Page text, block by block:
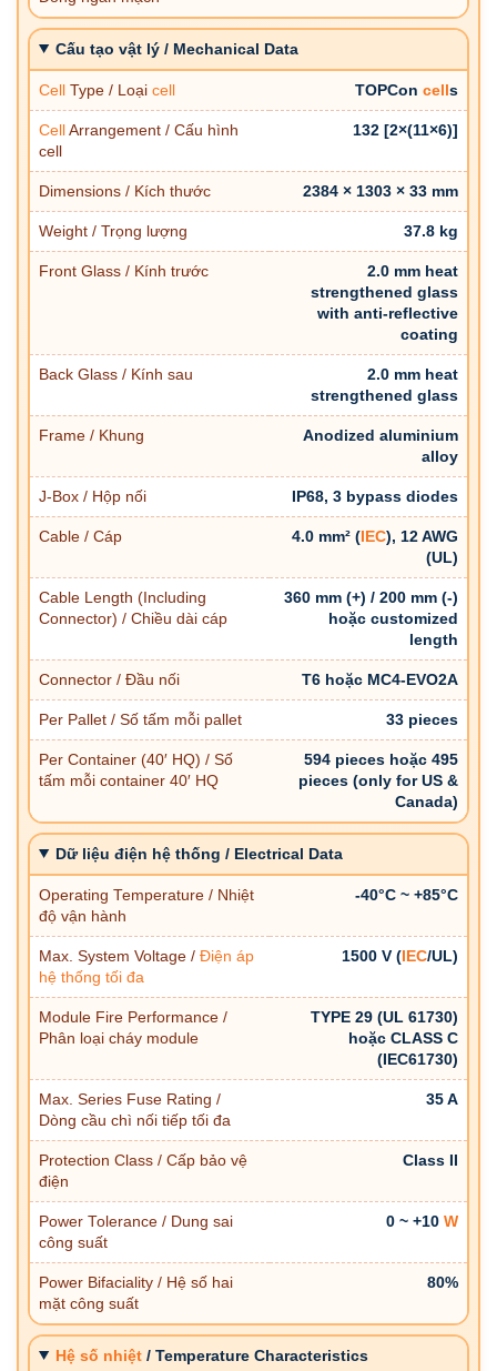
Cấu tạo vật lý / Mechanical Data
Cell Type / Loại cell TOPCon cells
Cell Arrangement / Cấu hình
cell
132 [2×(11×6)]
Dimensions / Kích thước 2384 × 1303 × 33 mm
Weight / Trọng lượng 37.8 kg
Front Glass / Kính trước
2.0 mm heat
strengthened glass
with anti-reflective
coating
Back Glass / Kính sau
2.0 mm heat
strengthened glass
Frame / Khung
Anodized aluminium
alloy
J-Box / Hộp nối IP68, 3 bypass diodes
Cable / Cáp 4.0 mm² (IEC), 12 AWG
(UL)
Cable Length (Including
Connector) / Chiều dài cáp
360 mm (+) / 200 mm (-)
hoặc customized
length
Connector / Đầu nối T6 hoặc MC4-EVO2A
Per Pallet / Số tấm mỗi pallet 33 pieces
Per Container (40′ HQ) / Số
tấm mỗi container 40′ HQ
594 pieces hoặc 495
pieces (only for US &
Canada)
Dữ liệu điện hệ thống / Electrical Data
Operating Temperature / Nhiệt
độ vận hành
-40°C ~ +85°C
Max. System Voltage / Điện áp
hệ thống tối đa
1500 V (IEC/UL)
Module Fire Performance /
Phân loại cháy module
TYPE 29 (UL 61730)
hoặc CLASS C
(IEC61730)
Max. Series Fuse Rating /
Dòng cầu chì nối tiếp tối đa
35 A
Protection Class / Cấp bảo vệ
điện
Class II
Power Tolerance / Dung sai
công suất
0 ~ +10 W
Power Bifaciality / Hệ số hai
mặt công suất
80%
Hệ số nhiệt/ Temperature Characteristics